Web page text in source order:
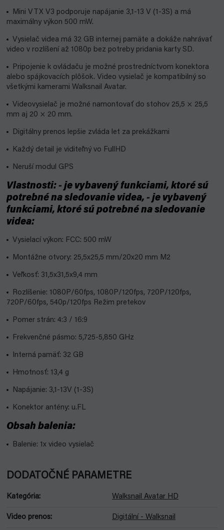
Mini VTX V3 podporuje napájanie 3,1-13 V (1-3S) a má
maximálny výkon 500 mW.
Vysielač videa má 32 GB internej pamäte a dokáže nahrávať
video v rozlíšení až 1080p bez potreby pridania karty SD.
Pripojenie k ovládaču je možné prostredníctvom konektora
alebo spájkovacích plôšok. Video vysielač je kompatibilný so
všetkými kamerami Walksnail Avatar.
Videovysielač je možné namontovať do stohov 25,5 × 25,5
mm aj 20 × 20 mm.
Digitálny prenos lepšie zvláda let za prekážkami
Každý detail je viditeľný vo FullHD
Neruší modul GPS
Vlastnosti: - je vybavený funkciami, ktoré sú
potrebné na sledovanie videa, - je vybavený
funkciami, ktoré sú potrebné na sledovanie
videa:
Vysielací výkon: FCC: 500 mW
Montážne otvory: 25,5x25,5 mm/20x20 mm M2
Veľkosť: 31,5x31,5x9,4 mm
Rozlíšenie: 1080P/60fps, 1080P/120fps, 720P/120fps,
720P/60fps, 540p/120fps Režim pretekov
Pomer strán: 4:3 / 16:9
Frekvenčné pásmo: 5,725-5,850 GHz
Interná pamäť: 32 GB
Hmotnosť: 13,4 g
Napájanie: 3,1-13V (1-3S)
Konektor antény: u.FL
Obsah balenia:
Balenie: 1x video vysielač
DODATOČNÉ PARAMETRE
Kategória: Walksnail Avatar HD
Video prenos: Digitální - Walksnail